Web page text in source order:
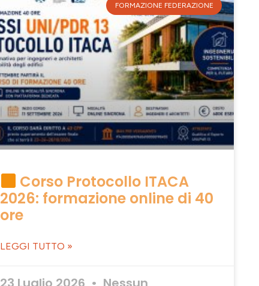
FORMAZIONE FEDERAZIONE
Corso Protocollo ITACA
2026: formazione online di 40
ore
LEGGI TUTTO »